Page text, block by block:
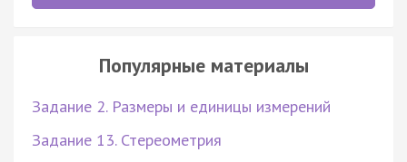
Популярные материалы
Задание 2. Размеры и единицы измерений
Задание 13. Стереометрия